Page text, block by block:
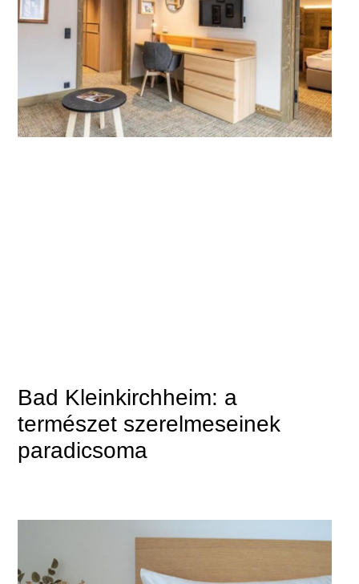
Bad Kleinkirchheim: a
természet szerelmeseinek
paradicsoma